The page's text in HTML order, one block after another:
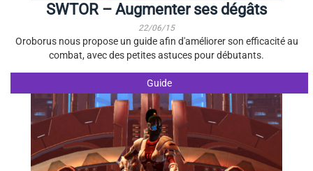
SWTOR – Augmenter ses dégâts
22/06/15
Oroborus nous propose un guide afin d'améliorer son efficacité au
combat, avec des petites astuces pour débutants.
Guide